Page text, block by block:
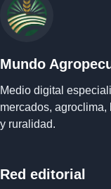
Mundo
Medio digital
mercados,
y ruralidad.
Red editorial